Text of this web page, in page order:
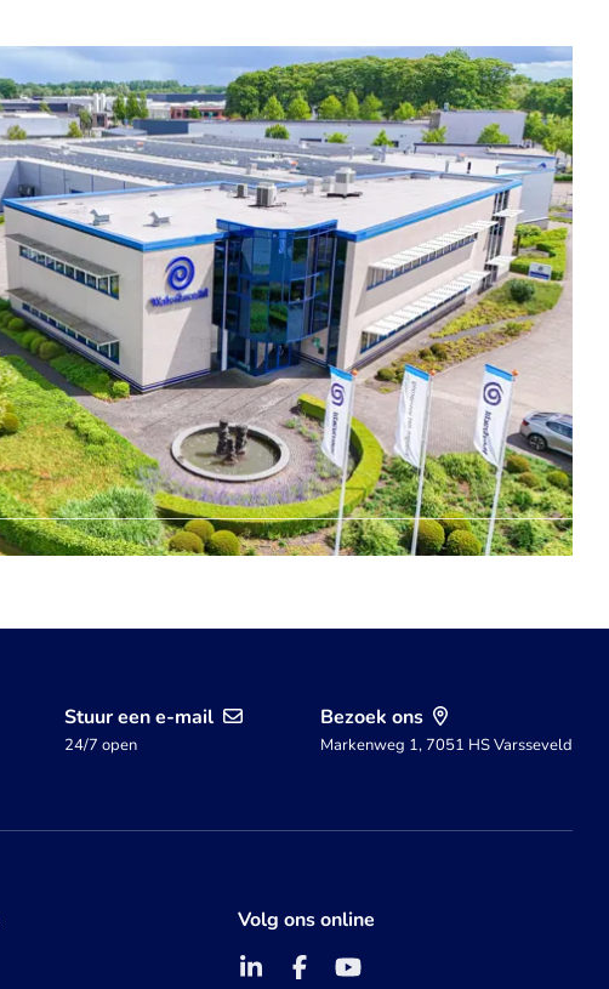
Stuur een e-mail
24/7 open
Bezoek ons
Markenweg 1, 7051 HS Varsseveld
Volg ons online